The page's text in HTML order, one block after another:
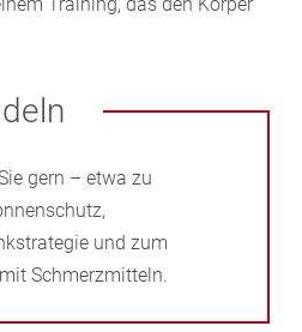
gern – etwa zu
und zum
Schmerzmitteln.